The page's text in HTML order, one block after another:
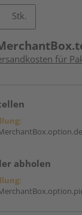
Stk.
für
abholen